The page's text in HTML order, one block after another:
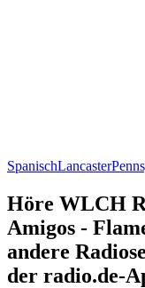
SpanischLancaster
Höre WLCH
Amigos -
andere
der radio.de-